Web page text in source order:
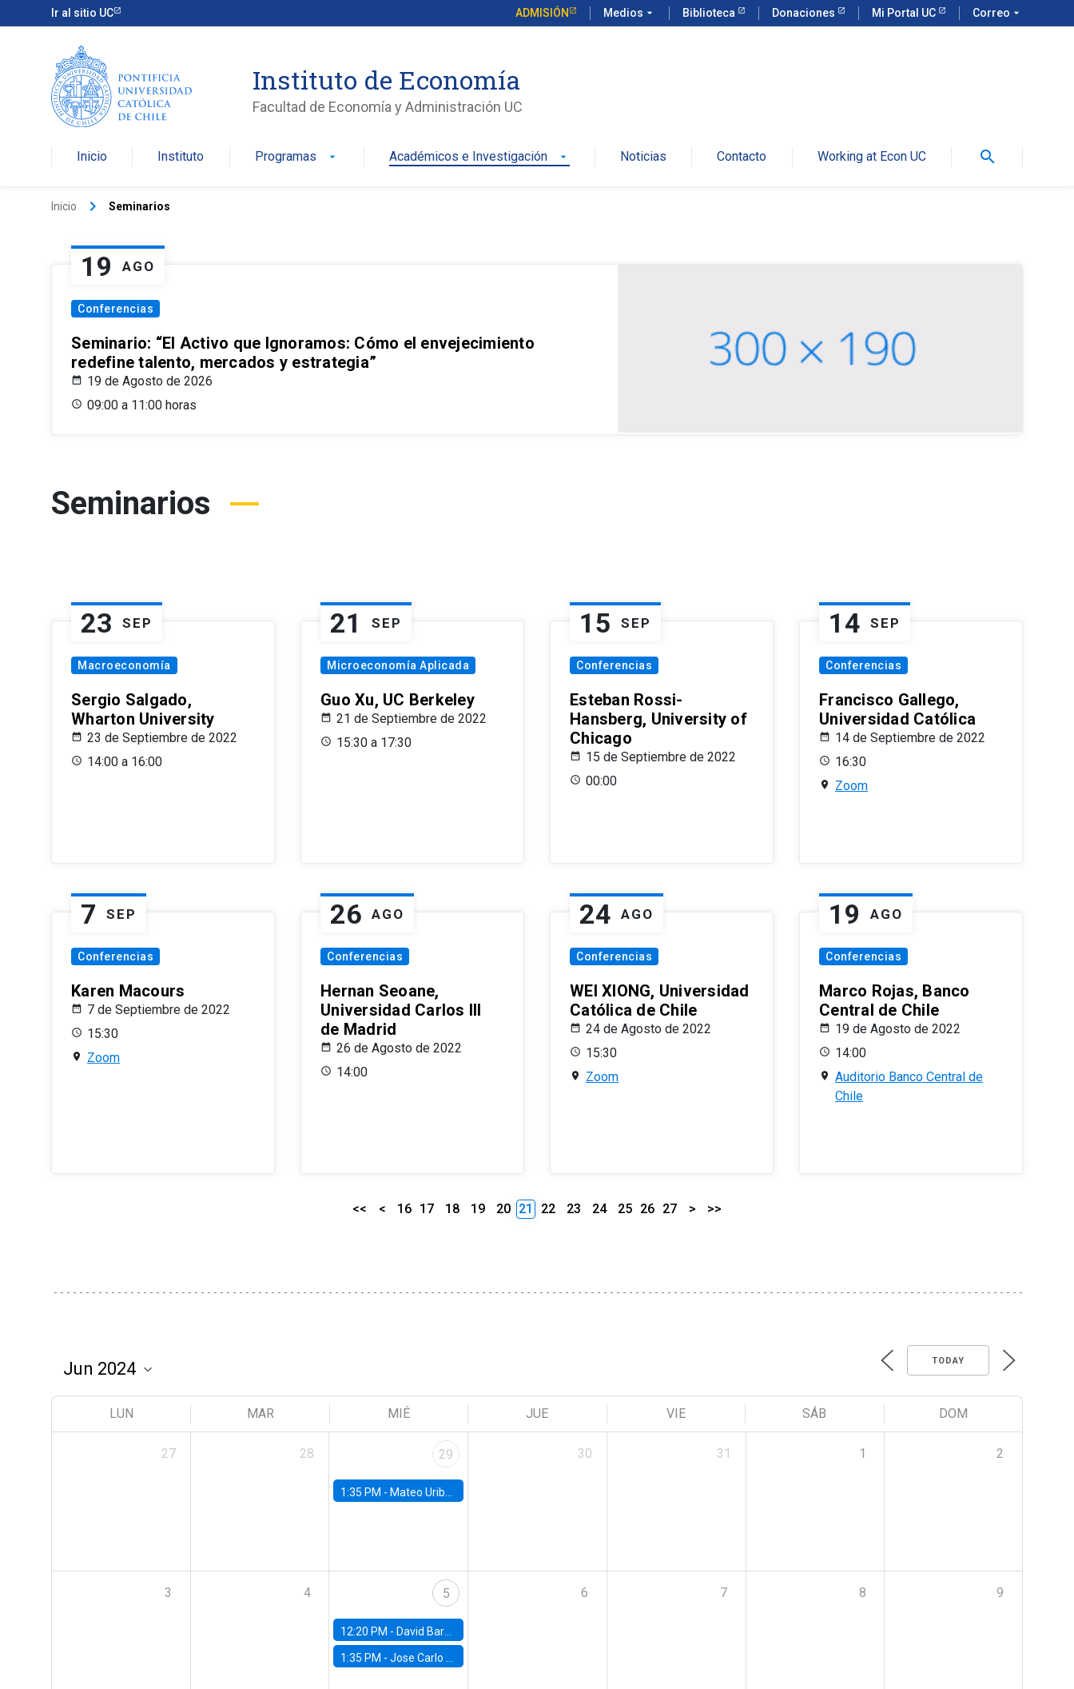
Ir al sitio UC ADMISIÓN Medios arrow_drop_down Biblioteca Donaciones Mi Portal UC Correo arrow_drop_down
Instituto de Economía
Facultad de Economía y Administración UC
Inicio Instituto Programas arrow_drop_down Académicos e Investigación arrow_drop_down Noticias Contacto Working at Econ UC search
Inicio keyboard_arrow_right Seminarios
19 AGO
Conferencias
Seminario: “El Activo que Ignoramos: Cómo el envejecimiento
redefine talento, mercados y estrategia”
19 de Agosto de 2026
09:00 a 11:00 horas
Seminarios
23 SEP
Macroeconomía
Sergio Salgado,
Wharton University
23 de Septiembre de 2022
14:00 a 16:00
21 SEP
Microeconomía Aplicada
Guo Xu, UC Berkeley
21 de Septiembre de 2022
15:30 a 17:30
15 SEP
Conferencias
Esteban Rossi-
Hansberg, University of
Chicago
15 de Septiembre de 2022
00:00
14 SEP
Conferencias
Francisco Gallego,
Universidad Católica
14 de Septiembre de 2022
16:30
Zoom
7 SEP
Conferencias
Karen Macours
7 de Septiembre de 2022
15:30
Zoom
26 AGO
Conferencias
Hernan Seoane,
Universidad Carlos III
de Madrid
26 de Agosto de 2022
14:00
24 AGO
Conferencias
WEI XIONG, Universidad
Católica de Chile
24 de Agosto de 2022
15:30
Zoom
19 AGO
Conferencias
Marco Rojas, Banco
Central de Chile
19 de Agosto de 2022
14:00
Auditorio Banco Central de
Chile
<< < 16 17 18 19 20 21 22 23 24 25 26 27 > >>
TODAY
LUN MAR MIÉ JUE VIE SÁB DOM
27 28 29
1:35 PM - Mateo Uribe-Castro, Universidad de los Andes (Colombia)
30 31 1 2
3 4 5
12:20 PM - David Bardey, Universidad de los Andes - CEDE
1:35 PM -Jose Carlo Bermudez, UC (ME) & World Bank
6 7 8 9